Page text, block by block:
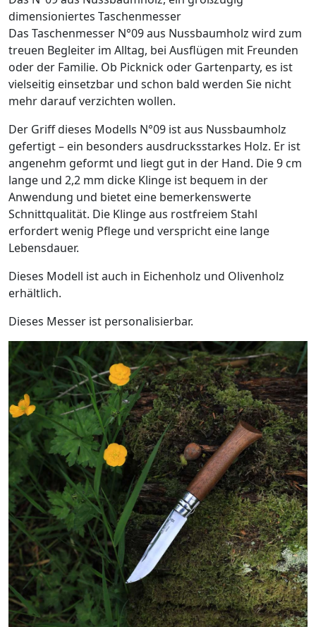
dimensioniertes Taschenmesser
Das Taschenmesser N°09 aus Nussbaumholz wird zum
treuen Begleiter im Alltag, bei Ausflügen mit Freunden
oder der Familie. Ob Picknick oder Gartenparty, es ist
vielseitig einsetzbar und schon bald werden Sie nicht
mehr darauf verzichten wollen.
Der Griff dieses Modells N°09 ist aus Nussbaumholz
gefertigt – ein besonders ausdrucksstarkes Holz. Er ist
angenehm geformt und liegt gut in der Hand. Die 9 cm
lange und 2,2 mm dicke Klinge ist bequem in der
Anwendung und bietet eine bemerkenswerte
Schnittqualität. Die Klinge aus rostfreiem Stahl
erfordert wenig Pflege und verspricht eine lange
Lebensdauer.
Dieses Modell ist auch in Eichenholz und Olivenholz
erhältlich.
Dieses Messer ist personalisierbar.